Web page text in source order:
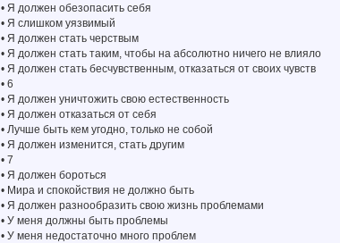
• Я должен обезопасить себя
• Я слишком уязвимый
• Я должен стать черствым
• Я должен стать таким, чтобы на абсолютно ничего не влияло
• Я должен стать бесчувственным, отказаться от своих чувств
• 6
• Я должен уничтожить свою естественность
• Я должен отказаться от себя
• Лучше быть кем угодно, только не собой
• Я должен изменится, стать другим
• 7
• Я должен бороться
• Мира и спокойствия не должно быть
• Я должен разнообразить свою жизнь проблемами
• У меня должны быть проблемы
• У меня недостаточно много проблем